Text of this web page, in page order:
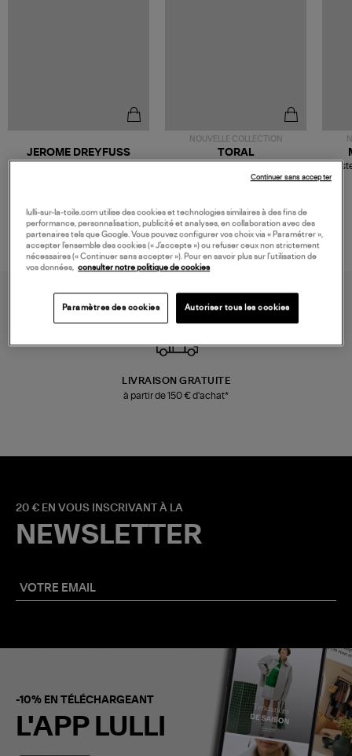
JEROME DREYFUSS
NOUVELLE COLLECTION
189,00 €
TORAL
Mousse
LIVRAISON GRATUITE
à partir de 150 € d'achat*
20 € EN VOUS INSCRIVANT À LA
NEWSLETTER
-10% EN TÉLÉCHARGEANT
L'APP LULLI
lulli-sur-la-toile.com utilise des cookies et technologies similaires à des fins de
performance, personnalisation, publicité et analyses, en collaboration avec des
partenaires tels que Google. Vous pouvez configurer vos choix via « Paramétrer »,
accepter l’ensemble des cookies (« J’accepte ») ou refuser ceux non strictement
nécessaires (« Continuer sans accepter »). Pour en savoir plus sur l’utilisation de
vos données, consulter notre politique de cookies
Paramètres des cookies Autoriser tous les cookies
Continuer sans accepter